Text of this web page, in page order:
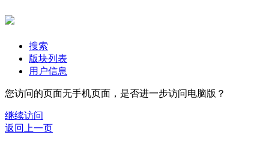
搜索
版块列表
用户信息
您访问的页面无手机页面，是否进一步访问电脑版？
继续访问
返回上一页